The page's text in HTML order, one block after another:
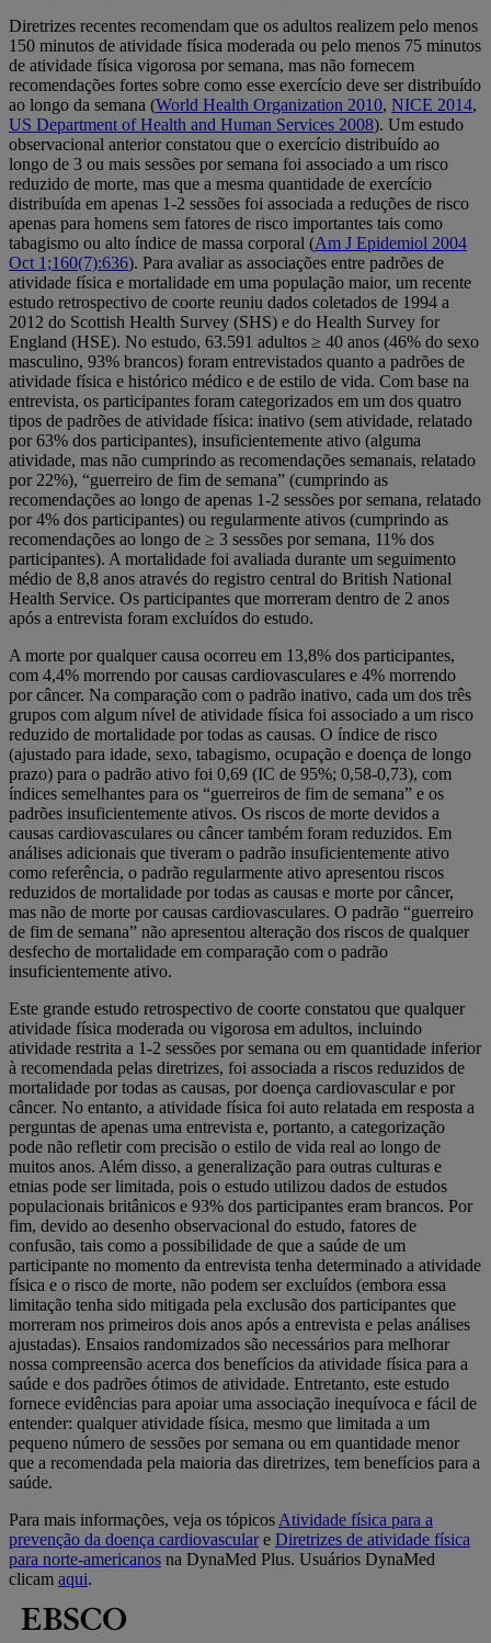
Diretrizes recentes recomendam que os adultos realizem pelo menos
150 minutos de atividade física moderada ou pelo menos 75 minutos
de atividade física vigorosa por semana, mas não fornecem
recomendações fortes sobre como esse exercício deve ser distribuído
ao longo da semana (World Health Organization 2010, NICE 2014,
US Department of Health and Human Services 2008). Um estudo
observacional anterior constatou que o exercício distribuído ao
longo de 3 ou mais sessões por semana foi associado a um risco
reduzido de morte, mas que a mesma quantidade de exercício
distribuída em apenas 1-2 sessões foi associada a reduções de risco
apenas para homens sem fatores de risco importantes tais como
tabagismo ou alto índice de massa corporal (Am J Epidemiol 2004
Oct 1;160(7):636). Para avaliar as associações entre padrões de
atividade física e mortalidade em uma população maior, um recente
estudo retrospectivo de coorte reuniu dados coletados de 1994 a
2012 do Scottish Health Survey (SHS) e do Health Survey for
England (HSE). No estudo, 63.591 adultos ≥ 40 anos (46% do sexo
masculino, 93% brancos) foram entrevistados quanto a padrões de
atividade física e histórico médico e de estilo de vida. Com base na
entrevista, os participantes foram categorizados em um dos quatro
tipos de padrões de atividade física: inativo (sem atividade, relatado
por 63% dos participantes), insuficientemente ativo (alguma
atividade, mas não cumprindo as recomendações semanais, relatado
por 22%), “guerreiro de fim de semana” (cumprindo as
recomendações ao longo de apenas 1-2 sessões por semana, relatado
por 4% dos participantes) ou regularmente ativos (cumprindo as
recomendações ao longo de ≥ 3 sessões por semana, 11% dos
participantes). A mortalidade foi avaliada durante um seguimento
médio de 8,8 anos através do registro central do British National
Health Service. Os participantes que morreram dentro de 2 anos
após a entrevista foram excluídos do estudo.
A morte por qualquer causa ocorreu em 13,8% dos participantes,
com 4,4% morrendo por causas cardiovasculares e 4% morrendo
por câncer. Na comparação com o padrão inativo, cada um dos três
grupos com algum nível de atividade física foi associado a um risco
reduzido de mortalidade por todas as causas. O índice de risco
(ajustado para idade, sexo, tabagismo, ocupação e doença de longo
prazo) para o padrão ativo foi 0,69 (IC de 95%; 0,58-0,73), com
índices semelhantes para os “guerreiros de fim de semana” e os
padrões insuficientemente ativos. Os riscos de morte devidos a
causas cardiovasculares ou câncer também foram reduzidos. Em
análises adicionais que tiveram o padrão insuficientemente ativo
como referência, o padrão regularmente ativo apresentou riscos
reduzidos de mortalidade por todas as causas e morte por câncer,
mas não de morte por causas cardiovasculares. O padrão “guerreiro
de fim de semana” não apresentou alteração dos riscos de qualquer
desfecho de mortalidade em comparação com o padrão
insuficientemente ativo.
Este grande estudo retrospectivo de coorte constatou que qualquer
atividade física moderada ou vigorosa em adultos, incluindo
atividade restrita a 1-2 sessões por semana ou em quantidade inferior
à recomendada pelas diretrizes, foi associada a riscos reduzidos de
mortalidade por todas as causas, por doença cardiovascular e por
câncer. No entanto, a atividade física foi auto relatada em resposta a
perguntas de apenas uma entrevista e, portanto, a categorização
pode não refletir com precisão o estilo de vida real ao longo de
muitos anos. Além disso, a generalização para outras culturas e
etnias pode ser limitada, pois o estudo utilizou dados de estudos
populacionais britânicos e 93% dos participantes eram brancos. Por
fim, devido ao desenho observacional do estudo, fatores de
confusão, tais como a possibilidade de que a saúde de um
participante no momento da entrevista tenha determinado a atividade
física e o risco de morte, não podem ser excluídos (embora essa
limitação tenha sido mitigada pela exclusão dos participantes que
morreram nos primeiros dois anos após a entrevista e pelas análises
ajustadas). Ensaios randomizados são necessários para melhorar
nossa compreensão acerca dos benefícios da atividade física para a
saúde e dos padrões ótimos de atividade. Entretanto, este estudo
fornece evidências para apoiar uma associação inequívoca e fácil de
entender: qualquer atividade física, mesmo que limitada a um
pequeno número de sessões por semana ou em quantidade menor
que a recomendada pela maioria das diretrizes, tem benefícios para a
saúde.
Para mais informações, veja os tópicos Atividade física para a
prevenção da doença cardiovasculare Diretrizes de atividade física
para norte-americanos na DynaMed Plus. Usuários DynaMed
clicam aqui.